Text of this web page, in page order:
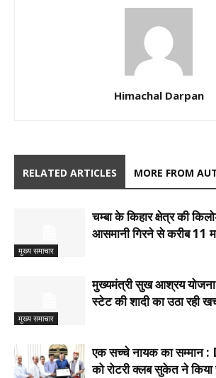
Himachal Darpan
RELATED ARTICLES MORE FROM
मुख्य समाचार
चम्बा के किहार क्षेत्र की
आसमानी गिरने से करीब 11
मुख्य समाचार
मुख्यमंत्री सुख आश्रय
स्टेट की शादी का उठा रही
एक सच्चे नायक का सम्मान :
को रोटरी क्लब सुकेत ने किया